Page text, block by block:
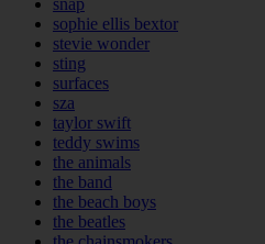
snap
sophie ellis bextor
stevie wonder
sting
surfaces
sza
taylor swift
teddy swims
the animals
the band
the beach boys
the beatles